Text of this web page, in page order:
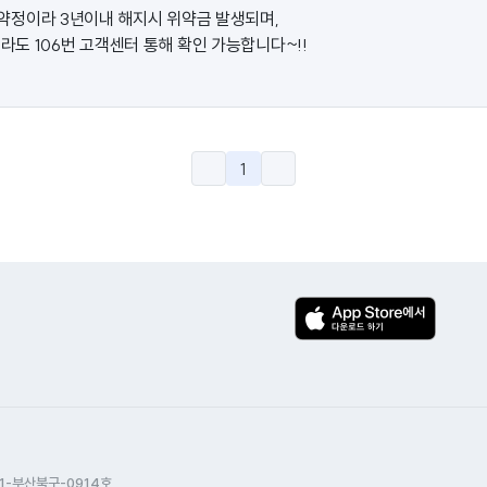
정이라 3년이내 해지시 위약금 발생되며,
도 106번 고객센터 통해 확인 가능합니다~!!
1
부산북구-0914호